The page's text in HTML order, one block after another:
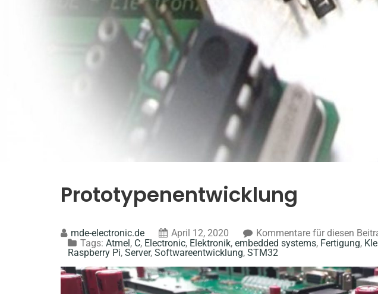
Prototypenentwicklung
mde-electronic.de April 12, 2020
Kommentare für diesen
Tags: Atmel, C, Electronic, Elektronik, embedded systems, Fertigung,
Raspberry Pi, Server, Softwareentwicklung, STM32